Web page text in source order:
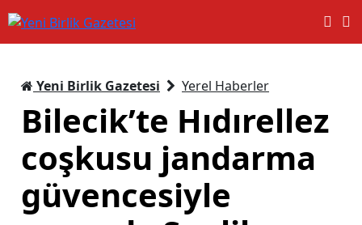
Yeni Birlik Gazetesi Yerel Haberler
Bilecik’te Hıdırellez
coşkusu jandarma
güvencesiyle